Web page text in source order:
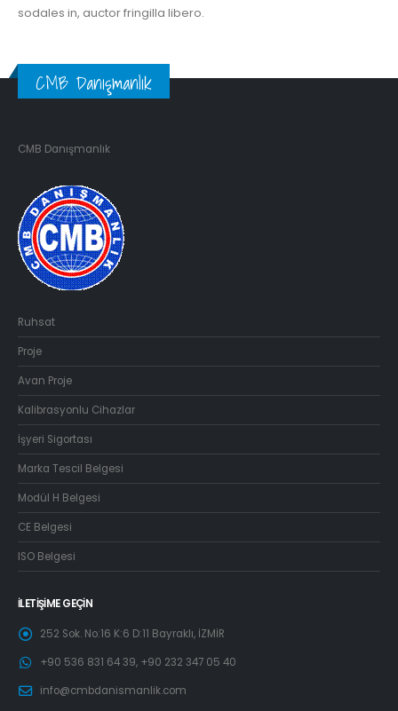
sodales in, auctor fringilla libero.
CMB Danışmanlık
CMB Danışmanlık
Ruhsat
Proje
Avan Proje
Kalibrasyonlu Cihazlar
İşyeri Sigortası
Marka Tescil Belgesi
Modül H Belgesi
CE Belgesi
ISO Belgesi
İLETIŞIME GEÇIN
252 Sok. No:16 K:6 D:11 Bayraklı, İZMİR
+90 536 831 64 39, +90 232 347 05 40
info@cmbdanismanlik.com